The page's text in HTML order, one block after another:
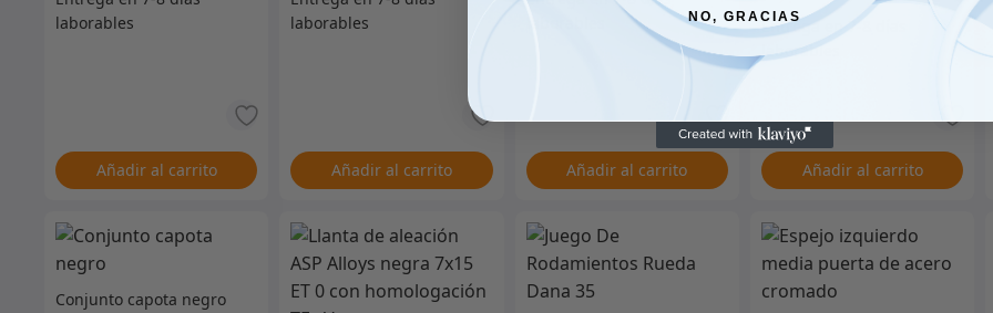
Añadir al carrito Añadir al carrito Añadir al carrito Añadir al carrito
Conjunto capota negro
NO, GRACIAS